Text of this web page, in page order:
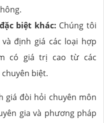
biệt khác: Chúng tôi
định giá các loại hợp
có giá trị cao từ các
biệt.
giá đòi hỏi chuyên môn
gia và phương pháp